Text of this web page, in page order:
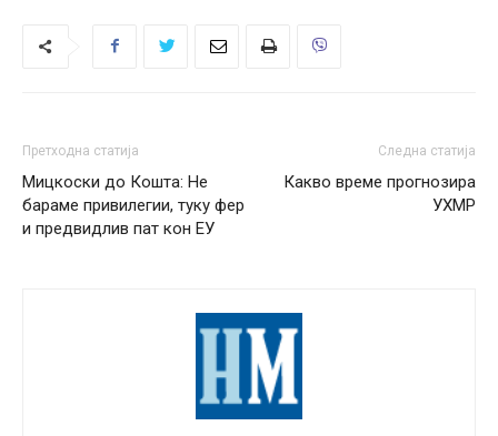
Претходна статија
Мицкоски до Кошта: Не
бараме привилегии, туку фер
и предвидлив пат кон ЕУ
Следна статија
Какво време прогнозира
УХМР